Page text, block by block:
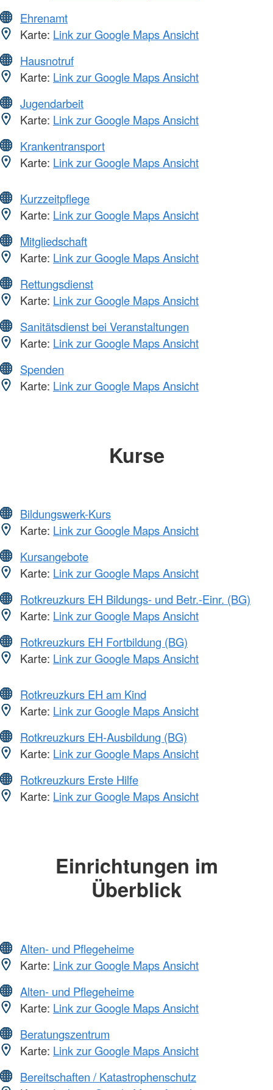
Ehrenamt
Karte: Link zur Google Maps Ansicht
Hausnotruf
Karte: Link zur Google Maps Ansicht
Jugendarbeit
Karte: Link zur Google Maps Ansicht
Krankentransport
Karte: Link zur Google Maps Ansicht
Kurzzeitpflege
Karte: Link zur Google Maps Ansicht
Mitgliedschaft
Karte: Link zur Google Maps Ansicht
Rettungsdienst
Karte: Link zur Google Maps Ansicht
Sanitätsdienst bei Veranstaltungen
Karte: Link zur Google Maps Ansicht
Spenden
Karte: Link zur Google Maps Ansicht
Kurse
Bildungswerk-Kurs
Karte: Link zur Google Maps Ansicht
Kursangebote
Karte: Link zur Google Maps Ansicht
Rotkreuzkurs EH Bildungs- und Betr.-Einr. (BG)
Karte: Link zur Google Maps Ansicht
Rotkreuzkurs EH Fortbildung (BG)
Karte: Link zur Google Maps Ansicht
Rotkreuzkurs EH am Kind
Karte: Link zur Google Maps Ansicht
Rotkreuzkurs EH-Ausbildung (BG)
Karte: Link zur Google Maps Ansicht
Rotkreuzkurs Erste Hilfe
Karte: Link zur Google Maps Ansicht
Einrichtungen im
Überblick
Alten- und Pflegeheime
Karte: Link zur Google Maps Ansicht
Alten- und Pflegeheime
Karte: Link zur Google Maps Ansicht
Beratungszentrum
Karte: Link zur Google Maps Ansicht
Bereitschaften / Katastrophenschutz